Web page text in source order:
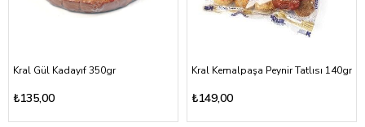
Kral Gül Kadayıf 350gr
₺135,00
Kral Kemalpaşa Peynir Tatlısı 140gr
₺149,00